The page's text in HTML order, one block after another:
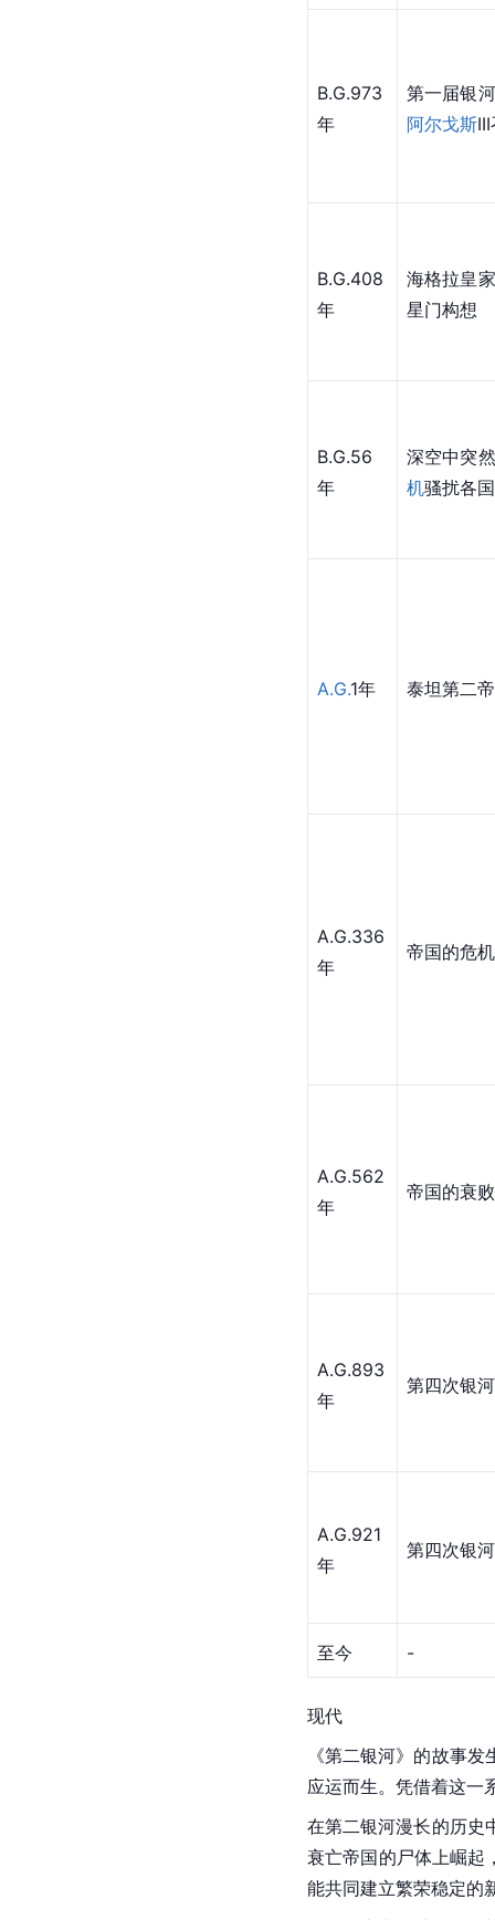
B.G.973
年
第一届银
阿尔戈斯
B.G.408
年
海格拉皇
星门构想
B.G.56
年
深空中突
机骚扰各
A.G.1年 泰坦第二
A.G.336
年
帝国的危机
A.G.562
年
帝国的衰败
A.G.893
年
第四次银
A.G.921
年
第四次银
至今 -
现代
《第二银河》的故事
应运而生。凭借着这一
在第二银河漫长的历史
衰亡帝国的尸体上崛起
能共同建立繁荣稳定的